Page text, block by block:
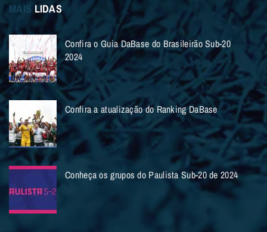
MAIS LIDAS
Confira o Guia DaBase do Brasileirão Sub-20
2024
Confira a atualização do Ranking DaBase
Conheça os grupos do Paulista Sub-20 de 2024